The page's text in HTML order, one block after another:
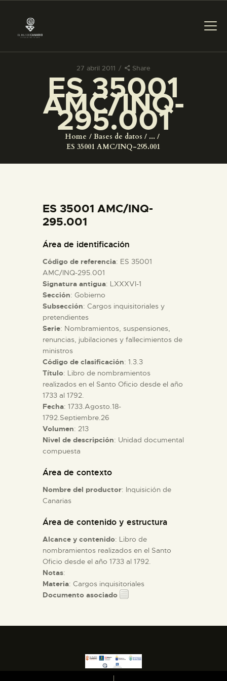
27 abril 2011 Share
ES 35001
AMC/INQ-
295.001
Home Bases de datos
...
ES 35001 AMC/INQ-295.001
PREPARAR LA VISITA
ACTIVIDADES
COLECCIONES
ESPAÑOL
PREPARAR LA VISITA
ACTIVIDADES
█
EL MUSEO
COLECCIONES
DIDÁCTICA
ES 35001 AMC/INQ-
295.001
Área de identificación
Código de referencia: ES 35001
AMC/INQ-295.001
Signatura antigua: LXXXVI-1
Sección: Gobierno
Subsección: Cargos inquisitoriales y
pretendientes
Serie: Nombramientos, suspensiones,
renuncias, jubilaciones y fallecimientos de
ministros
Código de clasificación: 1.3.3
Título: Libro de nombramientos
realizados en el Santo Oficio desde el año
1733 al 1792.
Fecha: 1733.Agosto.18-
1792.Septiembre.26
Volumen: 213
Nivel de descripción: Unidad documental
compuesta
Área de contexto
Nombre del productor: Inquisición de
Canarias
Área de contenido y estructura
Alcance y contenido: Libro de
nombramientos realizados en el Santo
Oficio desde el año 1733 al 1792.
Notas:
Materia: Cargos inquisitoriales
Documento asociado